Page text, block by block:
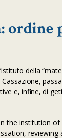
ordine
della
e, infine, di
the institution